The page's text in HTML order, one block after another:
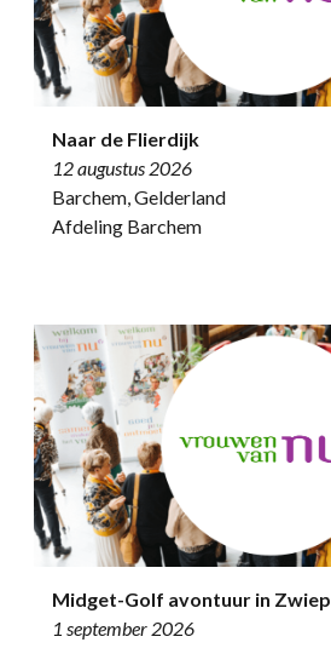
Naar de Flierdijk
12 augustus 2026
Barchem, Gelderland
Afdeling Barchem
Midget-Golf avontuur in Zwiep
1 september 2026